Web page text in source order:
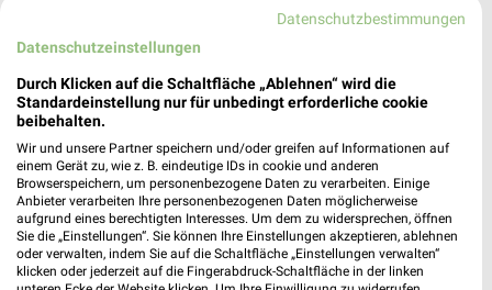
Dieter Knoll
Gültig bis Fr. 14.08.
Wohnen Spezial
Gültig bis Fr. 14.08.
REWE XXXLutz
Datenschutzbestimmungen
Datenschutzeinstellungen
Durch Klicken auf die Schaltfläche „Ablehnen“ wird die
Standardeinstellung nur für unbedingt erforderliche cookie
beibehalten.
Wir und unsere Partner speichern und/oder greifen auf Informationen auf
einem Gerät zu, wie z. B. eindeutige IDs in cookie und anderen
Browserspeichern, um personenbezogene Daten zu verarbeiten. Einige
Anbieter verarbeiten Ihre personenbezogenen Daten möglicherweise
aufgrund eines berechtigten Interesses. Um dem zu widersprechen, öffnen
Sie die „Einstellungen“. Sie können Ihre Einstellungen akzeptieren, ablehnen
oder verwalten, indem Sie auf die Schaltfläche „Einstellungen verwalten“
klicken oder jederzeit auf die Fingerabdruck-Schaltfläche in der linken